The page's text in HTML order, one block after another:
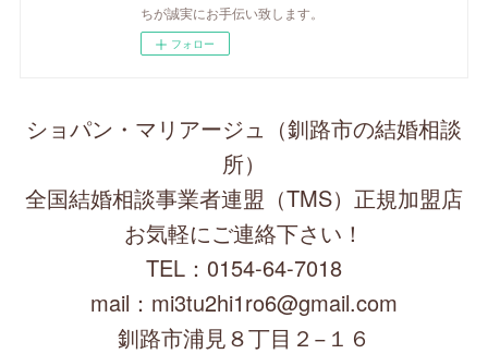
ちが誠実にお手伝い致します。
フォロー
ショパン・マリアージュ（釧路市の結婚相談
所）
全国結婚相談事業者連盟（TMS）正規加盟店
お気軽にご連絡下さい！
TEL：0154-64-7018
mail：mi3tu2hi1ro6@gmail.com
釧路市浦見８丁目２−１６